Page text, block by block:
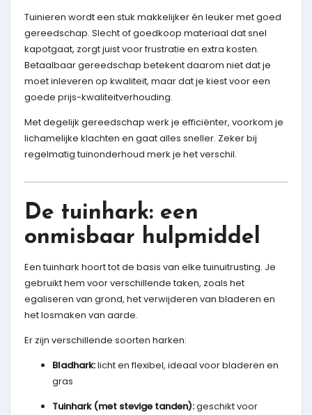
Tuinieren wordt een stuk makkelijker én leuker met goed
gereedschap. Slecht of goedkoop materiaal dat snel
kapotgaat, zorgt juist voor frustratie en extra kosten.
Betaalbaar gereedschap betekent daarom niet dat je
moet inleveren op kwaliteit, maar dat je kiest voor een
goede prijs-kwaliteitverhouding.
Met degelijk gereedschap werk je efficiënter, voorkom je
lichamelijke klachten en gaat alles sneller. Zeker bij
regelmatig tuinonderhoud merk je het verschil.
De tuinhark: een
onmisbaar hulpmiddel
Een tuinhark hoort tot de basis van elke tuinuitrusting. Je
gebruikt hem voor verschillende taken, zoals het
egaliseren van grond, het verwijderen van bladeren en
het losmaken van aarde.
Er zijn verschillende soorten harken:
Bladhark:licht en flexibel, ideaal voor bladeren en
gras
Tuinhark (met stevige tanden):geschikt voor